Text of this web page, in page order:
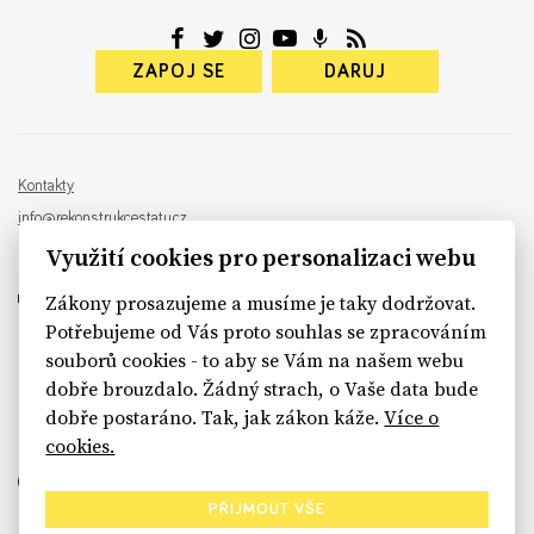
ZAPOJ SE DARUJ
Kontakty
info@rekonstrukcestatu.cz
Návrh a vývoj: Sinfin , ilustrace:
sinfin.digital
Využití cookies pro personalizaci webu
Zákony prosazujeme a musíme je taky dodržovat.
Potřebujeme od Vás proto souhlas se zpracováním
souborů cookies - to aby se Vám na našem webu
dobře brouzdalo. Žádný strach, o Vaše data bude
dobře postaráno. Tak, jak zákon káže.Více o
cookies.
PŘIJMOUT VŠE